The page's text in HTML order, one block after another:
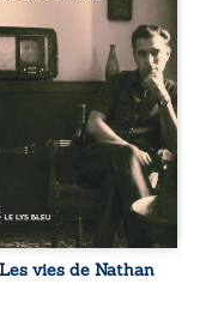
2026. Pour la
première fois,
Stéphane Ezra,
médium, a pu
communiquer
avec son père,
disparu depuis
plus de vingt ans
et qu’il n’a jamais
connu. De ce
dialogue par-delà
la mort naissent
des poèmes qui
retracent une vie
Les vies de Nathan